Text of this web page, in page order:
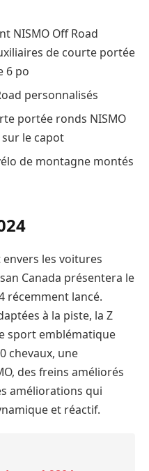
NISMO Off Road
de courte portée
6 po
personnalisés
portée ronds NISMO
le capot
de montagne montés
les voitures
Canada présentera le
récemment lancé.
à la piste, la Z
sport emblématique
chevaux, une
des freins améliorés
améliorations qui
et réactif.